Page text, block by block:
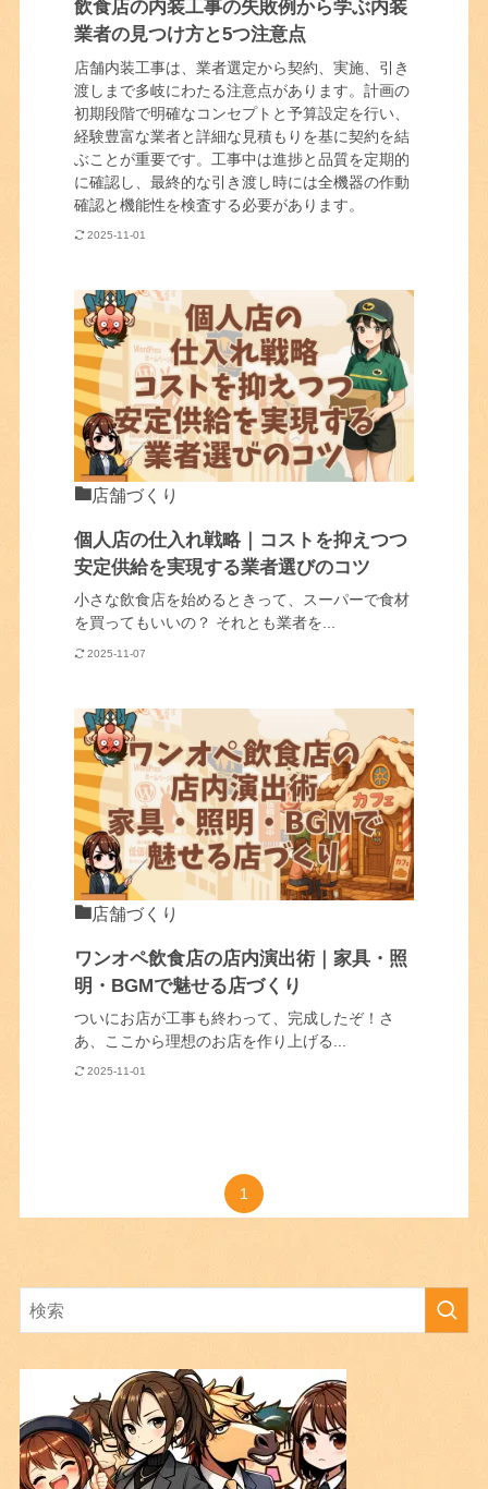
飲食店の内装工事の失敗例から学ぶ内装
業者の見つけ方と5つ注意点
店舗内装工事は、業者選定から契約、実施、引き
渡しまで多岐にわたる注意点があります。計画の
初期段階で明確なコンセプトと予算設定を行い、
経験豊富な業者と詳細な見積もりを基に契約を結
ぶことが重要です。工事中は進捗と品質を定期的
に確認し、最終的な引き渡し時には全機器の作動
確認と機能性を検査する必要があります。
2025-11-01
店舗づくり
個人店の仕入れ戦略｜コストを抑えつつ
安定供給を実現する業者選びのコツ
小さな飲食店を始めるときって、スーパーで食材
を買ってもいいの？ それとも業者を...
2025-11-07
店舗づくり
ワンオペ飲食店の店内演出術｜家具・照
明・BGMで魅せる店づくり
ついにお店が工事も終わって、完成したぞ！さ
あ、ここから理想のお店を作り上げる...
2025-11-01
1